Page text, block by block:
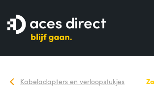
Kabeladapters en verloopstukjes